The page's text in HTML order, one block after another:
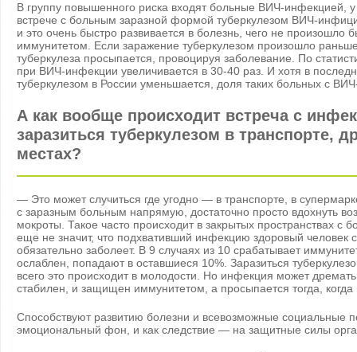
В группу повышенного риска входят больные ВИЧ-инфекцией,
встрече с больным заразной формой туберкулезом ВИЧ-
и это очень быстро развивается в болезнь, чего не
иммунитетом. Если заражение туберкулезом произошло
туберкулеза просыпается, провоцируя заболевание. По
при ВИЧ-инфекции увеличивается в 30-40 раз. И хотя в
туберкулезом в России уменьшается, доля таких больных с
А как вообще происходит встреча с
заразиться туберкулезом в транспорте,
местах?
— Это может случиться где угодно — в транспорте, в
с заразным больным напрямую, достаточно просто вдохнуть
мокроты. Такое часто происходит в закрытых пространствах с
еще не значит, что подхвативший инфекцию здоровый
обязательно заболеет. В 9 случаях из 10 срабатывает
ослаблен, попадают в оставшиеся 10%. Заразиться
всего это происходит в молодости. Но инфекция может
стабилен, и защищен иммунитетом, а просыпается тогда, когда
Способствуют развитию болезни и всевозможные социальные
эмоциональный фон, и как следствие — на защитные силы